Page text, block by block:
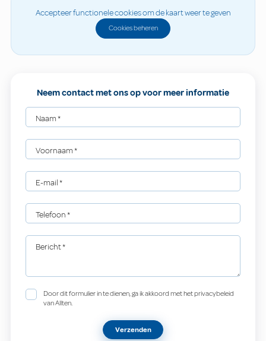
Accepteer functionele cookies om de kaart weer te geven
Cookies beheren
Neem contact met ons op voor meer informatie
Naam*
Voornaam*
E-mail*
Telefoon*
Bericht*
Door dit formulier in te dienen, ga ik akkoord met het privacybeleid
van Allten.
Verzenden